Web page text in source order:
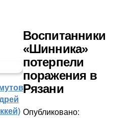
Воспитанники
«Шинника»
потерпели
поражения в
Рязани
Опубликовано: